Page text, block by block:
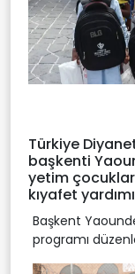
Türkiye
başkenti
yetim
kıyafet
Başkent
programı